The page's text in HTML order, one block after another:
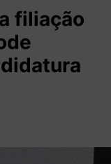
filiação